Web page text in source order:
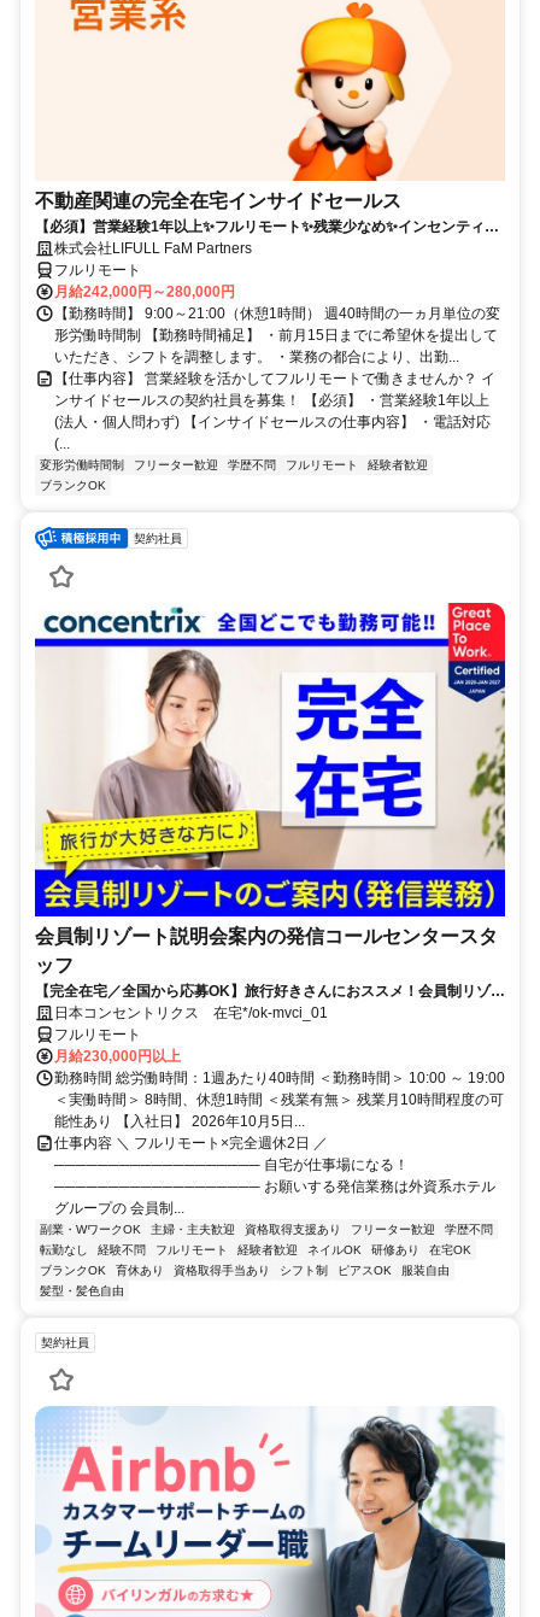
不動産関連の完全在宅インサイドセールス
【必須】営業経験1年以上✨フルリモート✨残業少なめ✨インセンティブ
有 株式会社LIFULL FaM Partners
フルリモート
月給242,000円～280,000円
【勤務時間】 9:00～21:00（休憩1時間） 週40時間の一ヵ月単位の変
形労働時間制 【勤務時間補足】 ・前月15日までに希望休を提出して
いただき、シフトを調整します。 ・業務の都合により、出勤...
【仕事内容】 営業経験を活かしてフルリモートで働きませんか？ イ
ンサイドセールスの契約社員を募集！ 【必須】 ・営業経験1年以上
(法人・個人問わず) 【インサイドセールスの仕事内容】 ・電話対応
(...
変形労働時間制 フリーター歓迎 学歴不問 フルリモート
経験者歓迎
ブランクOK
契約社員
会員制リゾート説明会案内の発信コールセンタースタ
ッフ
【完全在宅／全国から応募OK】旅行好きさんにおススメ！会員制リゾー
トのご案内×テレワーク・リモートワーク◎月収34万円以上も可能！
日本コンセントリクス 在宅*/ok-mvci_01
フルリモート
月給230,000円以上
勤務時間 総労働時間：1週あたり40時間 ＜勤務時間＞ 10:00 ～ 19:00
＜実働時間＞ 8時間、休憩1時間 ＜残業有無＞ 残業月10時間程度の可
能性あり 【入社日】 2026年10月5日...
仕事内容 ＼ フルリモート×完全週休2日 ／
─────────────────── 自宅が仕事場になる！
─────────────────── お願いする発信業務は外資系ホテル
グループの 会員制...
副業・WワークOK 主婦・主夫歓迎 資格取得支援あり フリーター歓迎
学歴不問
転勤なし
経験不問 フルリモート 経験者歓迎 ネイルOK 研修あり
在宅OK
ブランクOK
育休あり 資格取得手当あり シフト制 ピアスOK
服装自由
髪型・髪色自由
契約社員